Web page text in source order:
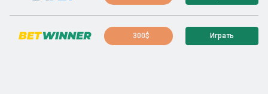
300$ Играть